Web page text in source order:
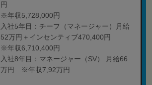
円
※年収5,728,000円
入社5年目：チーフ（マネージャー）月給
52万円＋インセンティブ470,400円
※年収6,710,400円
入社8年目：マネージャー（SV） 月給66
万円 ※年収7,92万円